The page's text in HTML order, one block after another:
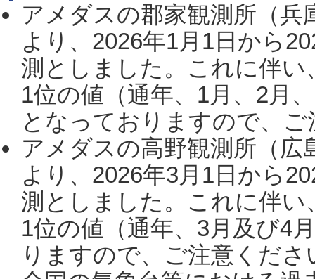
アメダスの郡家観測所（
より、2026年1月1日から
測としました。これに伴い
1位の値（通年、1月、2月
となっておりますので、
アメダスの高野観測所（
より、2026年3月1日から
測としました。これに伴い
1位の値（通年、3月及び4
りますので、ご注意くだ